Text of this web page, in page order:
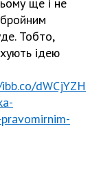
Тобто,
ідею
dWCjYZH